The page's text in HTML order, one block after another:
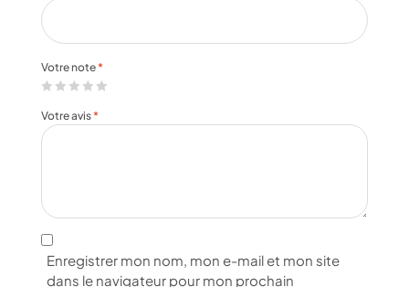
Votre note *
Votre avis *
Enregistrer mon nom, mon e-mail et mon site
dans le navigateur pour mon prochain